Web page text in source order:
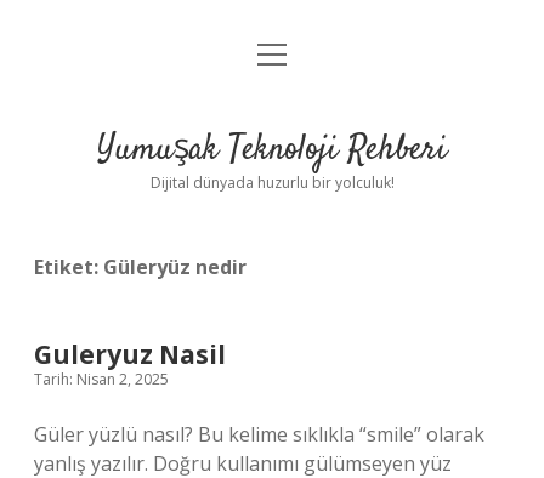
Anasayfa
Yasal Uyarı
menüyü
Yumuşak Teknoloji Rehberi
Dijital dünyada huzurlu bir yolculuk!
Etiket: Güleryüz nedir
Guleryuz Nasil
Tarih: Nisan 2, 2025
Güler yüzlü nasıl? Bu kelime sıklıkla “smile” olarak
yanlış yazılır. Doğru kullanımı gülümseyen yüz